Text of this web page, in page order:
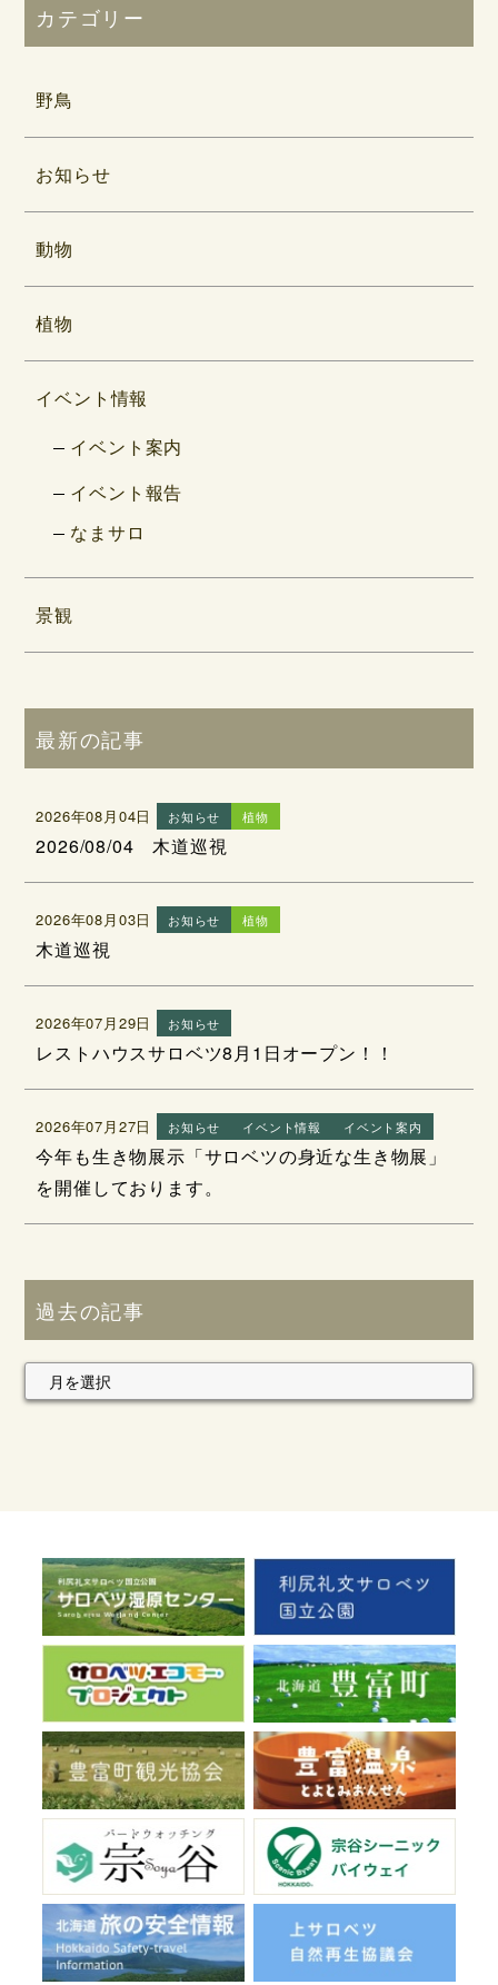
カテゴリー
野鳥
お知らせ
動物
植物
イベント情報
イベント案内
イベント報告
なまサロ
景観
最新の記事
2026年08月04日 お知らせ 植物
2026/08/04 木道巡視
2026年08月03日 お知らせ 植物
木道巡視
2026年07月29日 お知らせ
レストハウスサロベツ8月1日オープン！！
2026年07月27日 お知らせ イベント情報 イベント案内
今年も生き物展示「サロベツの身近な生き物展」
を開催しております。
過去の記事